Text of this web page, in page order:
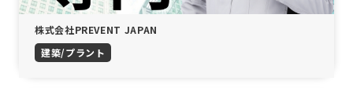
株式会社PREVENT JAPAN
建築/プラント